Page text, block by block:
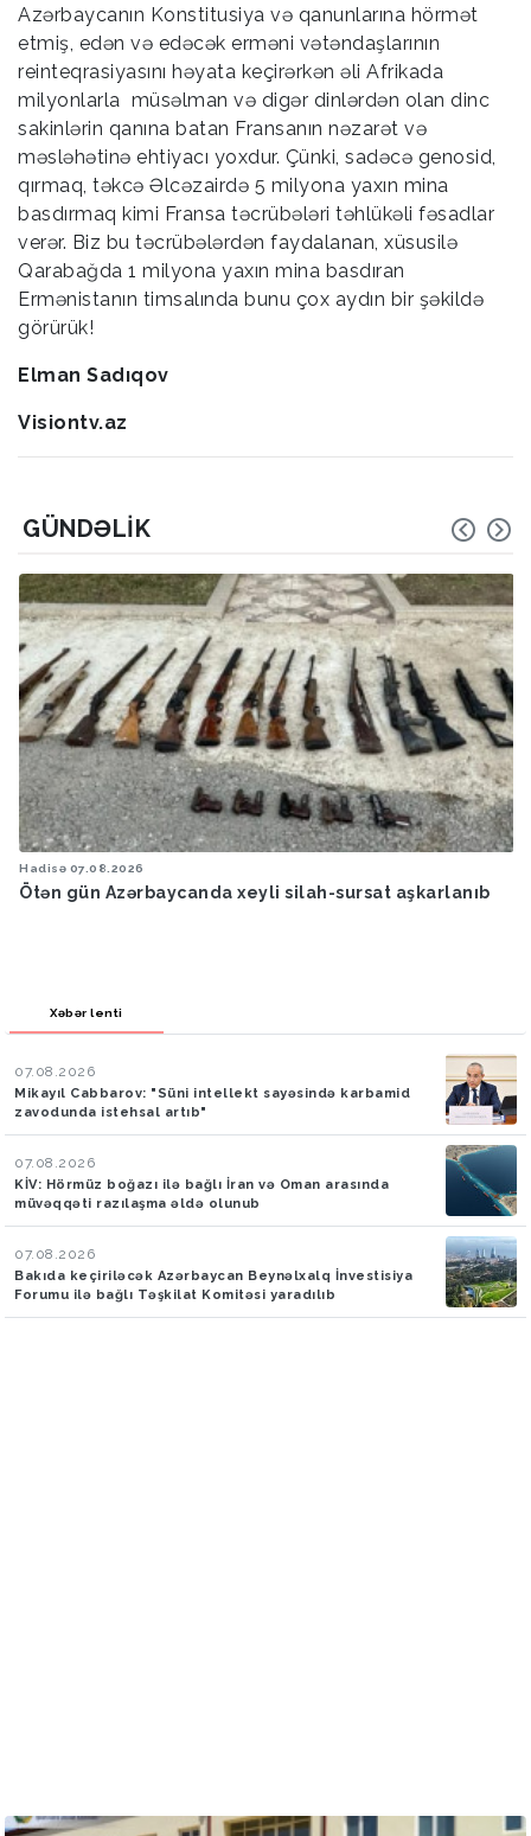
Azərbaycanın Konstitusiya və qanunlarına hörmət
etmiş, edən və edəcək erməni vətəndaşlarının
reinteqrasiyasını həyata keçirərkən əli Afrikada
milyonlarla müsəlman və digər dinlərdən olan dinc
sakinlərin qanına batan Fransanın nəzarət və
məsləhətinə ehtiyacı yoxdur. Çünki, sadəcə genosid,
qırmaq, təkcə Əlcəzairdə 5 milyona yaxın mina
basdırmaq kimi Fransa təcrübələri təhlükəli fəsadlar
verər. Biz bu təcrübələrdən faydalanan, xüsusilə
Qarabağda 1 milyona yaxın mina basdıran
Ermənistanın timsalında bunu çox aydın bir şəkildə
görürük!
Elman Sadıqov
Visiontv.az
GÜNDƏLIK
Hadisə 07.08.2026
Ötən ay 13 stomatoloq məsuliyyətə cəlb edilib
Xəbər lenti
07.08.2026
Mikayıl Cabbarov: "Süni intellekt sayəsində karbamid
zavodunda istehsal artıb"
07.08.2026
KİV: Hörmüz boğazı ilə bağlı İran və Oman arasında
müvəqqəti razılaşma əldə olunub
07.08.2026
Bakıda keçiriləcək Azərbaycan Beynəlxalq İnvestisiya
Forumu ilə bağlı Təşkilat Komitəsi yaradılıb